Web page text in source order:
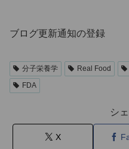
ブログ更新通知の登録
分子栄養学 Real Food
FDA
シ
X